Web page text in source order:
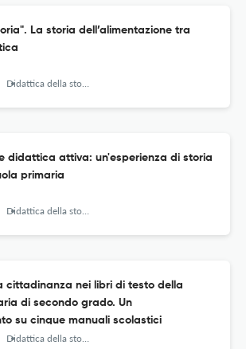
La storia dell’alimentazione tra
Didattica della storia – Journal of Research and Didactics of History
didattica attiva: un'esperienza di storia
primaria
Didattica della storia – Journal of Research and Didactics of History
cittadinanza nei libri di testo della
di secondo grado. Un
su cinque manuali scolastici
Didattica della storia – Journal of Research and Didactics of History